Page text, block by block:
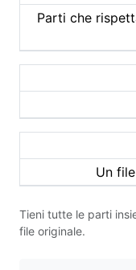
Parti che
Un
Tieni tutte le parti
file originale.